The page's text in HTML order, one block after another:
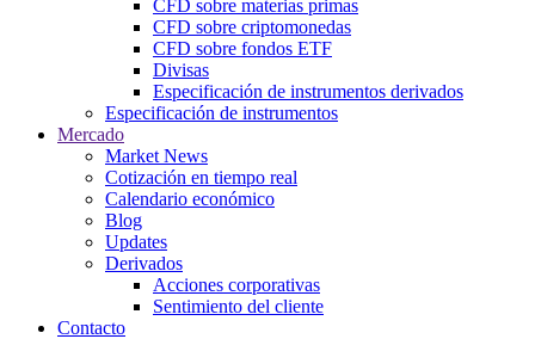
CFD sobre materias primas
CFD sobre criptomonedas
CFD sobre fondos ETF
Divisas
Especificación de instrumentos derivados
Especificación de instrumentos
Mercado
Market News
Cotización en tiempo real
Calendario económico
Blog
Updates
Derivados
Acciones corporativas
Sentimiento del cliente
Contacto